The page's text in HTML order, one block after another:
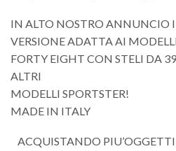
IN ALTO NOSTRO ANNUNCIO
VERSIONE ADATTA AI
FORTY EIGHT CON STELI DA
ALTRI
MODELLI SPORTSTER!
MADE IN ITALY
ACQUISTANDO